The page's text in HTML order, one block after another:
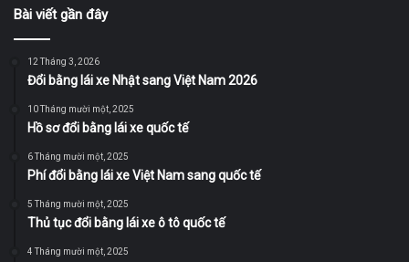
Bài viết gần đây
12 Tháng 3, 2026
Đổi bằng lái xe Nhật sang Việt Nam 2026
10 Tháng mười một, 2025
Hồ sơ đổi bằng lái xe quốc tế
6 Tháng mười một, 2025
Phí đổi bằng lái xe Việt Nam sang quốc tế
5 Tháng mười một, 2025
Thủ tục đổi bằng lái xe ô tô quốc tế
4 Tháng mười một, 2025